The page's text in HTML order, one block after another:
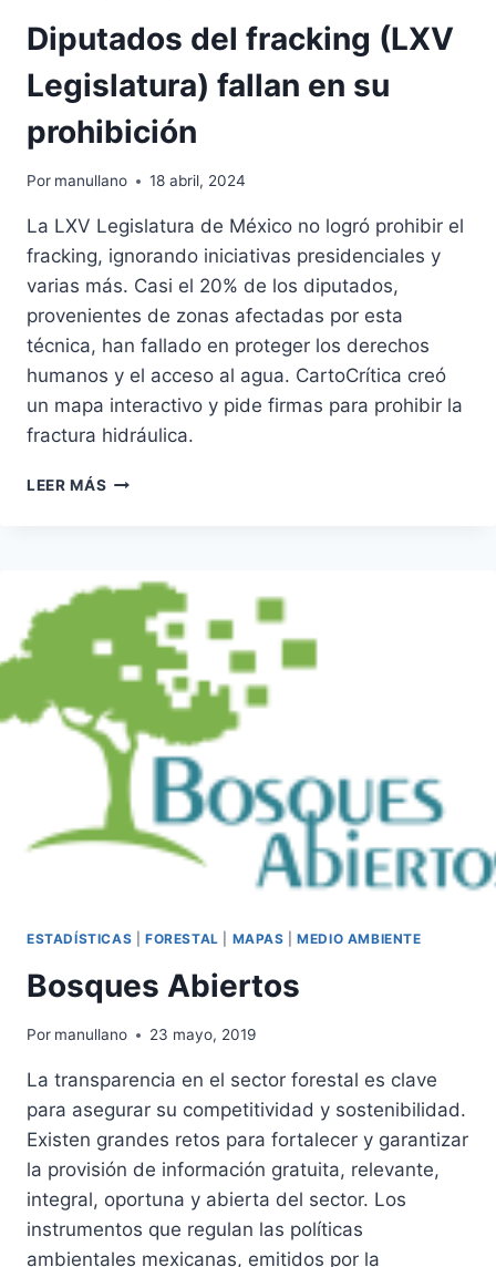
Diputados del fracking (LXV
Legislatura) fallan en su
prohibición
Por manullano 18 abril, 2024
La LXV Legislatura de México no logró prohibir el
fracking, ignorando iniciativas presidenciales y
varias más. Casi el 20% de los diputados,
provenientes de zonas afectadas por esta
técnica, han fallado en proteger los derechos
humanos y el acceso al agua. CartoCrítica creó
un mapa interactivo y pide firmas para prohibir la
fractura hidráulica.
LEER MÁS DIPUTADOS
FALLAN
SU
PROHIBICIÓN
ESTADÍSTICAS FORESTAL MAPAS |MEDIO AMBIENTE
Bosques Abiertos
Por manullano 23 mayo, 2019
La transparencia en el sector forestal es clave
para asegurar su competitividad y sostenibilidad.
Existen grandes retos para fortalecer y garantizar
la provisión de información gratuita, relevante,
integral, oportuna y abierta del sector. Los
instrumentos que regulan las políticas
ambientales mexicanas, emitidos por la